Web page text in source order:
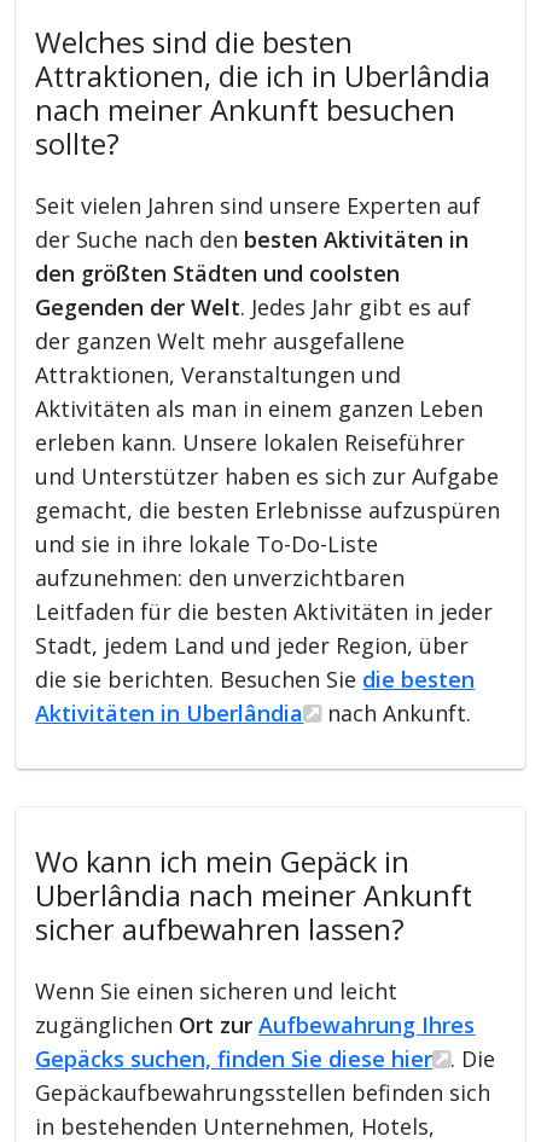
Welches sind die besten
Attraktionen, die ich in Uberlândia
nach meiner Ankunft besuchen
sollte?
Seit vielen Jahren sind unsere Experten auf
der Suche nach den besten Aktivitäten in
den größten Städten und coolsten
Gegenden der Welt. Jedes Jahr gibt es auf
der ganzen Welt mehr ausgefallene
Attraktionen, Veranstaltungen und
Aktivitäten als man in einem ganzen Leben
erleben kann. Unsere lokalen Reiseführer
und Unterstützer haben es sich zur Aufgabe
gemacht, die besten Erlebnisse aufzuspüren
und sie in ihre lokale To-Do-Liste
aufzunehmen: den unverzichtbaren
Leitfaden für die besten Aktivitäten in jeder
Stadt, jedem Land und jeder Region, über
die sie berichten. Besuchen Sie die besten
Aktivitäten in Uberlândia
nach Ankunft.
Wo kann ich mein Gepäck in
Uberlândia nach meiner Ankunft
sicher aufbewahren lassen?
Wenn Sie einen sicheren und leicht
zugänglichen Ort zurAufbewahrung Ihres
Gepäcks suchen, finden Sie diese hier
. Die
Gepäckaufbewahrungsstellen befinden sich
in bestehenden Unternehmen, Hotels,